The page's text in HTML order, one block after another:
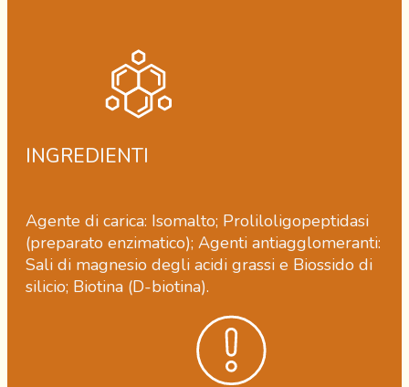
INGREDIENTI
Agente di carica: Isomalto; Proliloligopeptidasi
(preparato enzimatico); Agenti antiagglomeranti:
Sali di magnesio degli acidi grassi e Biossido di
silicio; Biotina (D-biotina).